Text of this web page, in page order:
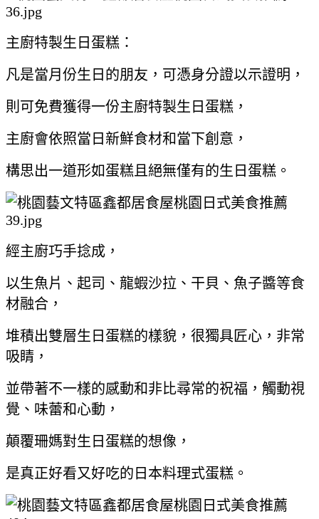
主廚特製生日蛋糕：
凡是當月份生日的朋友，可憑身分證以示證明，
則可免費獲得一份主廚特製生日蛋糕，
主廚會依照當日新鮮食材和當下創意，
構思出一道形如蛋糕且絕無僅有的生日蛋糕。
經主廚巧手捻成，
以生魚片、起司、龍蝦沙拉、干貝、魚子醬等食
材融合，
堆積出雙層生日蛋糕的樣貌，很獨具匠心，非常
吸睛，
並帶著不一樣的感動和非比尋常的祝福，觸動視
覺、味蕾和心動，
顛覆珊媽對生日蛋糕的想像，
是真正好看又好吃的日本料理式蛋糕。